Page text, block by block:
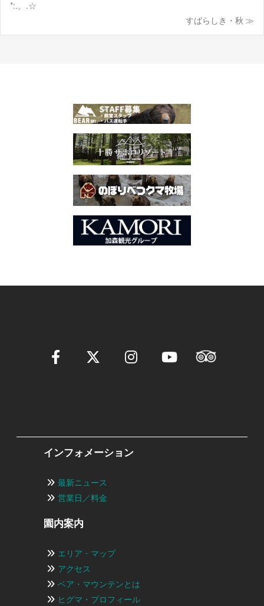
稿
*:.。.☆
すばらしき・秋 ≫
インフォメーション
最新ニュース
営業日／料金
園内案内
エリア・マップ
アクセス
ベア・マウンテンとは
ヒグマ・プロフィール